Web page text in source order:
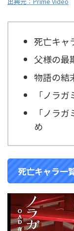
死亡キャ
父様の最
物語の結
「ノラ
「ノラガ
め
死亡キャラ一